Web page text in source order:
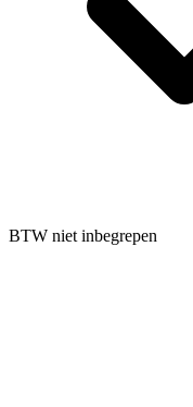
BTW niet inbegrepen